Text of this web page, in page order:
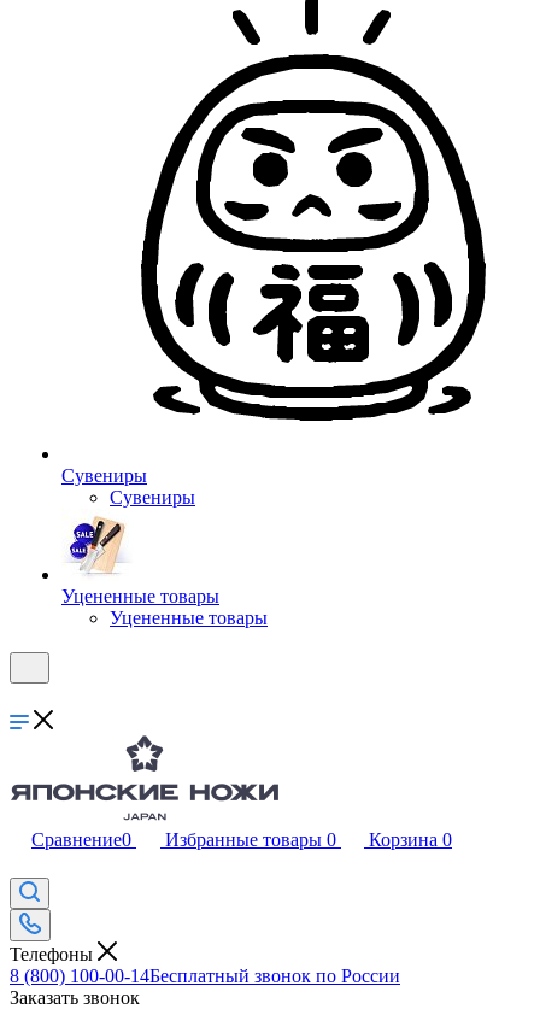
Сувениры
Сувениры
Уцененные товары
Уцененные товары
Сравнение0 Избранные товары 0 Корзина 0
Телефоны
8 (800) 100-00-14Бесплатный звонок по России
Заказать звонок